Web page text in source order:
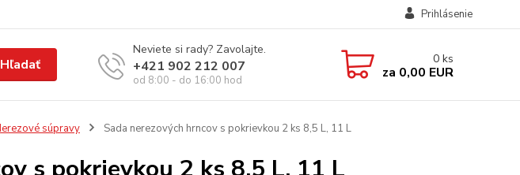
Prihlásenie
Hľadať
Neviete si rady? Zavolajte.
+421 902 212 007
od 8:00 - do 16:00 hod
0 ks
za 0,00 EUR
súpravy Sada nerezových hrncov s pokrievkou 2 ks 8,5 L, 11 L